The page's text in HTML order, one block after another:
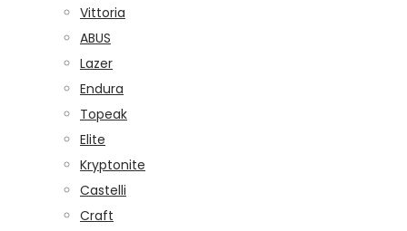
Vittoria
ABUS
Lazer
Endura
Topeak
Elite
Kryptonite
Castelli
Craft